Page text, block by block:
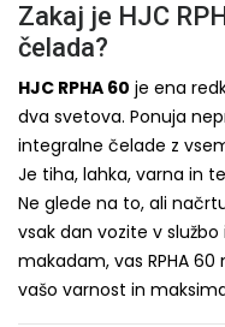
Zakaj je HJC
čelada?
HJC RPHA 60 je ena
dva svetova. Ponuja
integralne čelade z
Je tiha, lahka, varna in
Ne glede na to, ali
vsak dan vozite v
makadam, vas RPHA
vašo varnost in